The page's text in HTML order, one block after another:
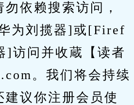
依赖搜索访问，
为刘揽器]或[Firef
]访问并收蔵【读者
。我们将会持续
建议你注册会员使